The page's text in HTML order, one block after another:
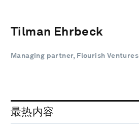
Tilman Ehrbeck
Managing partner, Flourish Ventures
最热内容